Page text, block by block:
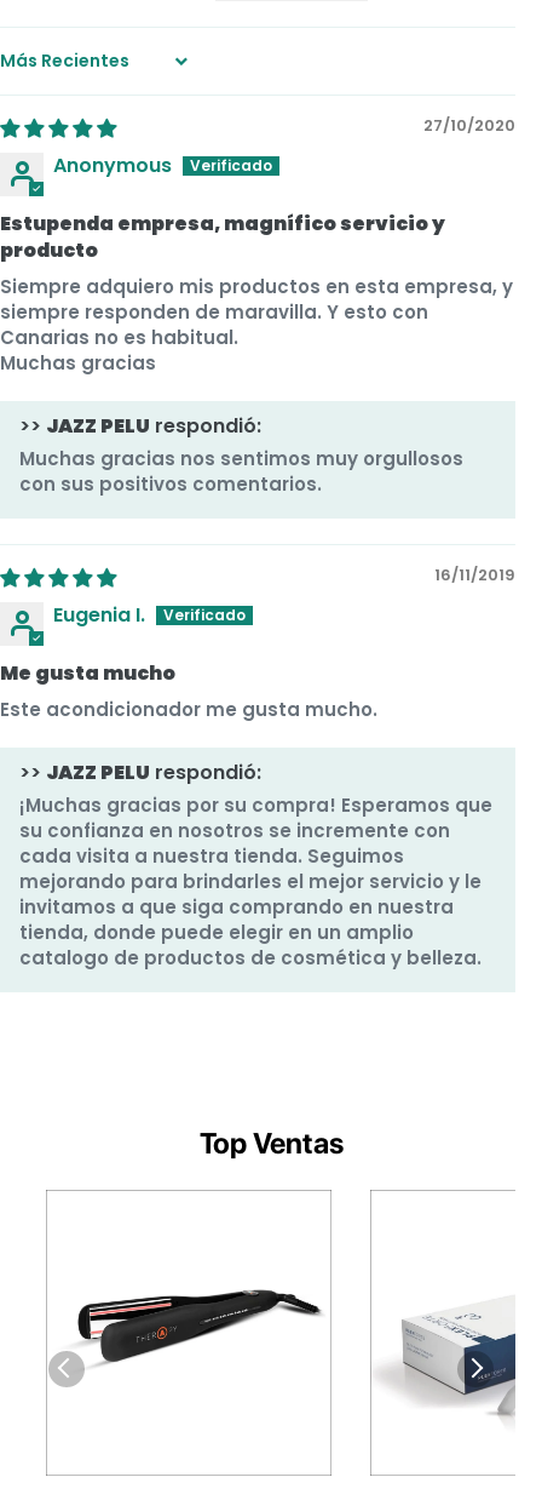
Sort by
27/10/2020
Anonymous
Estupenda empresa, magnífico servicio y
producto
Siempre adquiero mis productos en esta empresa, y
siempre responden de maravilla. Y esto con
Canarias no es habitual.
Muchas gracias
>> JAZZ PELU respondió:
Muchas gracias nos sentimos muy orgullosos
con sus positivos comentarios.
16/11/2019
Eugenia I.
Me gusta mucho
Este acondicionador me gusta mucho.
>> JAZZ PELU respondió:
¡Muchas gracias por su compra! Esperamos que
su confianza en nosotros se incremente con
cada visita a nuestra tienda. Seguimos
mejorando para brindarles el mejor servicio y le
invitamos a que siga comprando en nuestra
tienda, donde puede elegir en un amplio
catalogo de productos de cosmética y belleza.
Top Ventas